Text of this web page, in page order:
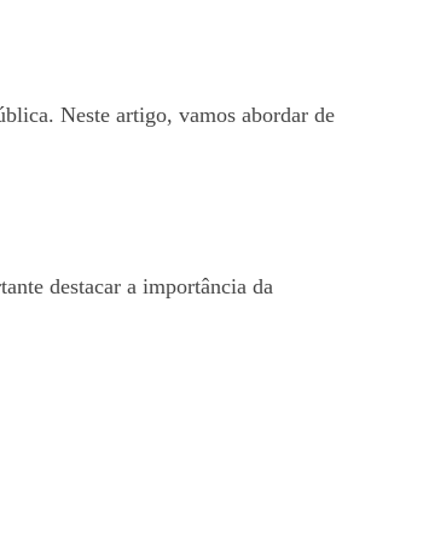
Neste artigo, vamos abordar de
destacar a importância da